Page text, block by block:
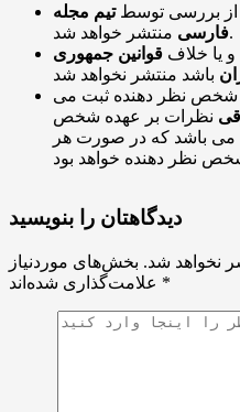
از بررسی توسطتیم مجله
فارسیمنتشر خواهد شد.
و یا خلاف قوانین جمهوری
شخص نظر دهنده ثبت می
نظرات بر عهده شخص
می باشد که در صورت هر
دیدگاهتان را بنویسید
نخواهد شد. بخش‌های موردنیاز
*